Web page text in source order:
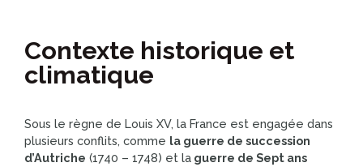
Contexte historique et
climatique
Sous le règne de Louis XV, la France est engagée dans
plusieurs conflits, comme la guerre de succession
d’Autriche (1740 – 1748) et la guerre de Sept ans